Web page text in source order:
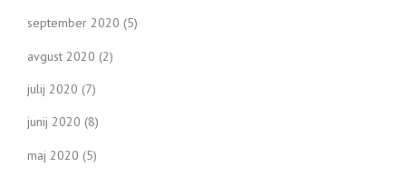
september 2020 (5)
avgust 2020 (2)
julij 2020 (7)
junij 2020 (8)
maj 2020 (5)